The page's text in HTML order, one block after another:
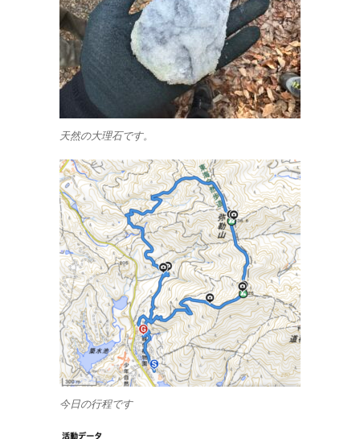
天然の大理石です。
今日の行程です